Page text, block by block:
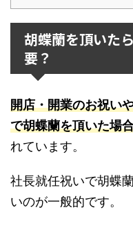
胡蝶蘭を頂いた
要？
開店・開業のお祝い
で胡蝶蘭を頂いた場
れています。
社長就任祝いで胡蝶
いのが一般的です。